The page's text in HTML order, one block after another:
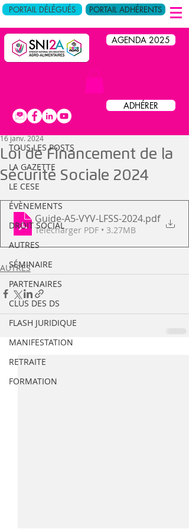
PORTAIL DÉLÉGUÉS PORTAIL ADHÉRENTS
AGENDA 2025
ADHÉRER
TOUS LES POSTS
LA GAZETTE
LE CESE
ÉVÈNEMENTS
DROIT SOCIAL
AUTRES
SÉMINAIRE
PARTENAIRES
CLUS DES DS
FLASH JURIDIQUE
MANIFESTATION
RETRAITE
FORMATION
TOUS LES POSTS
Loi de Financement de la
Sécurité Sociale 2024
16 janv. 2024
Guide-A5-VYV-LFSS-2024.pdf
Télécharger PDF • 3.27MB
AUTRES